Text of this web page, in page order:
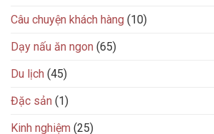
Câu chuyện khách hàng (10)
Dạy nấu ăn ngon (65)
Du lịch (45)
Đặc sản (1)
Kinh nghiệm (25)